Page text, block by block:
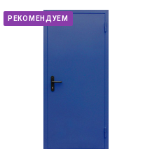
РЕКОМЕНДУЕМ